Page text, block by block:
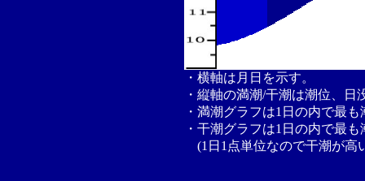
・横軸は月日を示す。
・縦軸の満潮/干潮は潮位、
・満潮グラフは1日の内で最
・干潮グラフは1日の内で最
(1日1点単位なので干潮が高